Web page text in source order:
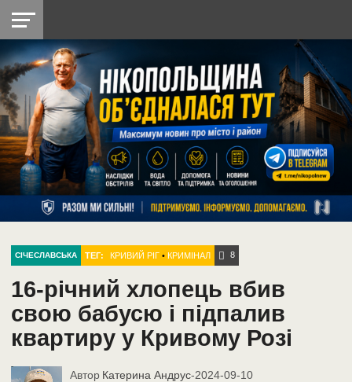
НІКОПОЛЬ
РАЙОН
СІЧЕСЛАВСЬКА
УКРАЇНА
РЕТРО
НІКОПОЛЬ
ЛАЙТ
УКРАЇНА
ДОПОМОГА
РАДІО
СІЧЕСЛАВСЬКА ТЕГ: КРИВИЙ РІГ •КРИМІНАЛ 8
16-річний хлопець вбив
свою бабусю і підпалив
квартиру у Кривому Розі
Автор Катерина Андрус-2024-09-10